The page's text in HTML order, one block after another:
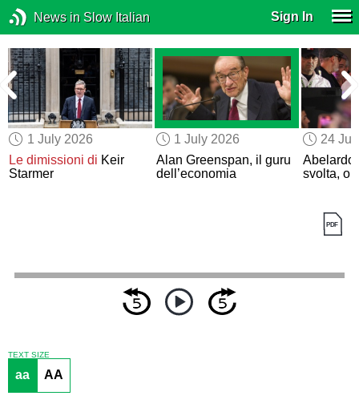
News in Slow Italian Sign In
1 July 2026
Le dimissioni di Keir
Starmer
1 July 2026
Alan Greenspan, il guru
dell’economia
24
Abelardo
svolta, o
TEXT SIZE
aa AA